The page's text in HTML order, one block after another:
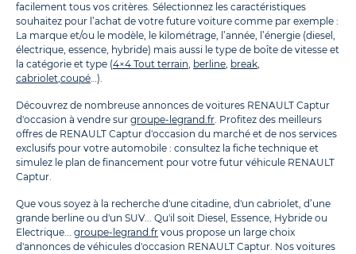
facilement tous vos critères. Sélectionnez les caractéristiques
souhaitez pour l’achat de votre future voiture comme par exemple :
La marque et/ou le modèle, le kilométrage, l’année, l’énergie (diesel,
électrique, essence, hybride) mais aussi le type de boîte de vitesse et
la catégorie et type (4×4 Tout terrain, berline, break,
cabriolet,coupé…).
Découvrez de nombreuse annonces de voitures RENAULT Captur
d'occasion à vendre sur groupe-legrand.fr. Profitez des meilleurs
offres de RENAULT Captur d'occasion du marché et de nos services
exclusifs pour votre automobile : consultez la fiche technique et
simulez le plan de financement pour votre futur véhicule RENAULT
Captur.
Que vous soyez à la recherche d'une citadine, d'un cabriolet, d’une
grande berline ou d'un SUV... Qu'il soit Diesel, Essence, Hybride ou
Electrique... groupe-legrand.fr vous propose un large choix
d'annonces de véhicules d'occasion RENAULT Captur. Nos voitures